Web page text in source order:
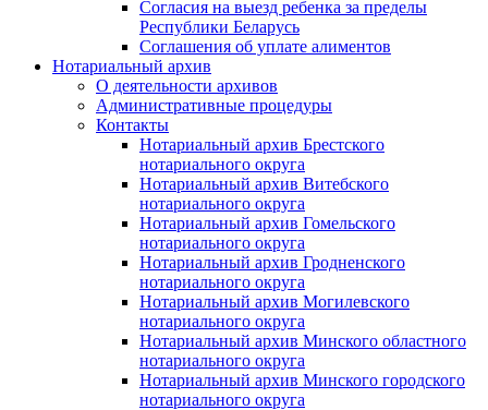
Согласия на выезд ребенка за пределы
Республики Беларусь
Соглашения об уплате алиментов
Нотариальный архив
О деятельности архивов
Административные процедуры
Контакты
Нотариальный архив Брестского
нотариального округа
Нотариальный архив Витебского
нотариального округа
Нотариальный архив Гомельского
нотариального округа
Нотариальный архив Гродненского
нотариального округа
Нотариальный архив Могилевского
нотариального округа
Нотариальный архив Минского областного
нотариального округа
Нотариальный архив Минского городского
нотариального округа